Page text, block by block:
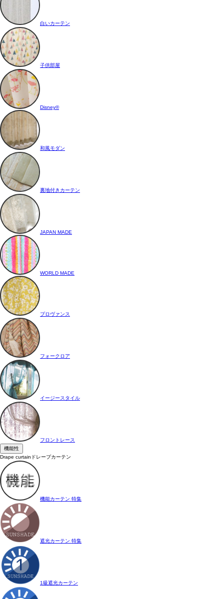
白いカーテン
子供部屋
Disney®
和風モダン
裏地付きカーテン
JAPAN MADE
WORLD MADE
プロヴァンス
フォークロア
イージースタイル
フロントレース
機能性
Drape curtain ドレープカーテン
機能カーテン 特集
遮光カーテン 特集
1級遮光カーテン